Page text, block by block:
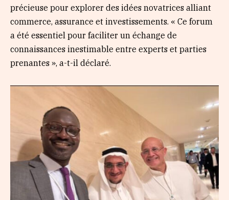
précieuse pour explorer des idées novatrices alliant
commerce, assurance et investissements. « Ce forum
a été essentiel pour faciliter un échange de
connaissances inestimable entre experts et parties
prenantes », a-t-il déclaré.